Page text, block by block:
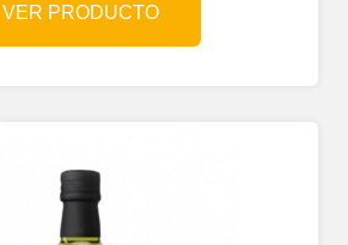
VER PRODUCTO